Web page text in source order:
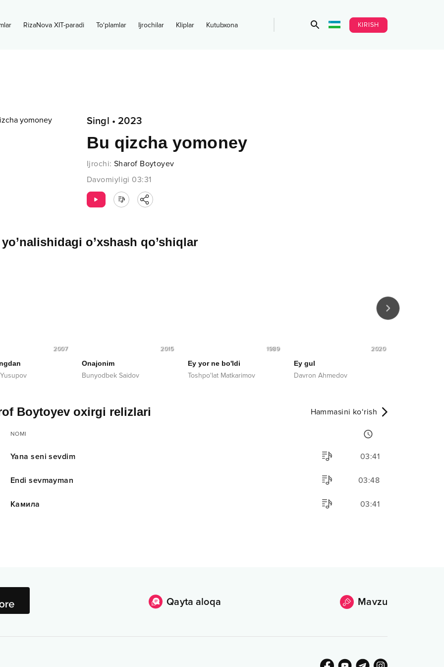
RizaNova XIT-paradi To‘plamlar Ijrochilar Kliplar Kutubxona KIRISH
Singl • 2023
Bu qizcha yomoney
Ijrochi: Sharof Boytoyev
Davomiyligi 03:31
yo’nalishidagi o’xshash qo’shiqlar
2007 2015
Onajonim
Bunyodbek Saidov
1989
Ey yor ne bo'ldi
Toshpo'lat Matkarimov
2020
Ey gul
Davron Ahmedov
Boytoyev oxirgi relizlari Hammasini ko‘rish
NOMI
Yana seni sevdim 03:41
Endi sevmayman 03:48
Камила 03:41
Qayta aloqa Mavzu